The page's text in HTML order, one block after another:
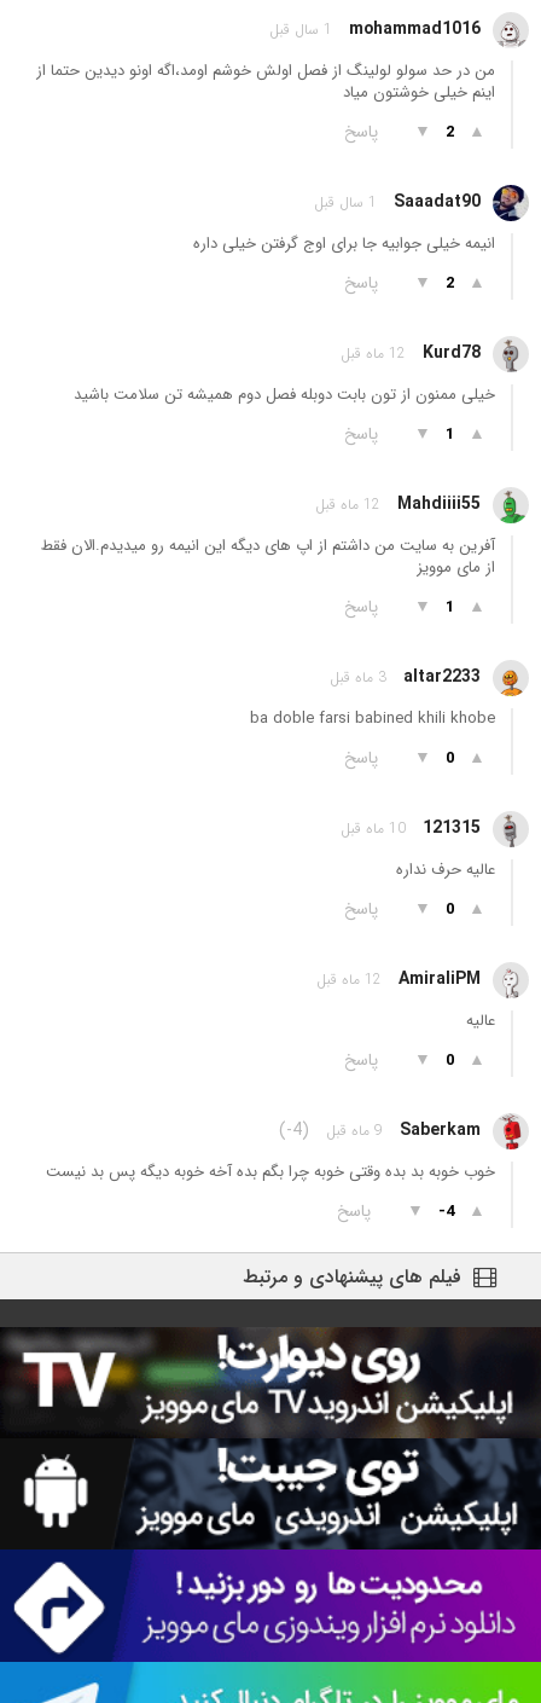
mohammad1016 1 سال قبل
من در حد سولو لولینگ از فصل اولش خوشم اومد،اگه اونو دیدین حتما از
اینم خیلی خوشتون میاد
▲
2
▼ پاسخ
Saaadat90 1 سال قبل
انیمه خیلی جوابیه جا برای اوج گرفتن خیلی داره
▲
2
▼ پاسخ
Kurd78 12 ماه قبل
خیلی ممنون از تون بابت دوبله فصل دوم همیشه تن سلامت باشید
▲
1
▼ پاسخ
Mahdiiii55 12 ماه قبل
آفرین به سایت من داشتم از اپ های دیگه این انیمه رو میدیدم.الان فقط
از مای موویز
▲
1
▼ پاسخ
altar2233 3 ماه قبل
ba doble farsi babined khili khobe
▲
0
▼ پاسخ
121315 10 ماه قبل
عالیه حرف نداره
▲
0
▼ پاسخ
AmiraliPM 12 ماه قبل
عالیه
▲
0
▼ پاسخ
Saberkam 9 ماه قبل (-4)
خوب خوبه بد بده وقتی خوبه چرا بگم بده آخه خوبه دیگه پس بد نیست
▲
-4
▼ پاسخ
فیلم های پیشنهادی و مرتبط